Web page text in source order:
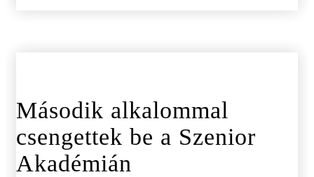
Második alkalommal
csengettek be a Szenior
Akadémián